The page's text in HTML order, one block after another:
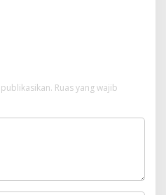
Ruas yang wajib